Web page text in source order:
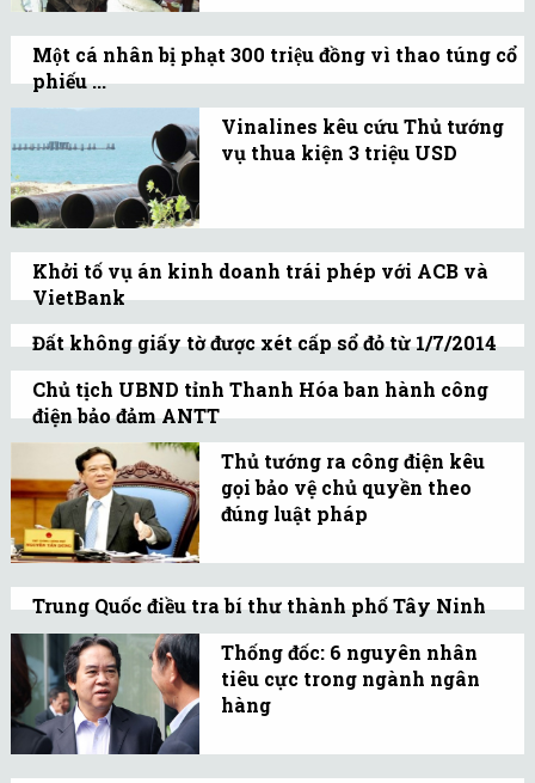
HĐQT Ocean Bank.
dụng nhân dân ở mức
1,2%, tỷ lệ này cuối năm
2013 là 1,17%, khá thấp so
với các TCTD khác.
Một cá nhân bị phạt 300 triệu đồng vì thao túng cổ
phiếu ...
Bà Phạm Thị HIệu sử dụng 17 tài khoản để
thao túng cổ phiếu HAR trong khoảng
thời gian từ ngày 17/1/2013 đến ngày
6/9/2013
Vinalines kêu cứu Thủ tướng
vụ thua kiện 3 triệu USD
của trọng tài là "không
đúng pháp luật, vi phạm
nghiêm trọng thủ tục
trọng tài.
Khởi tố vụ án kinh doanh trái phép với ACB và
VietBank
Việc Ngân hàng ACB ủy thác cho 19 nhân
viên đi gửi tiền, theo bản án sơ thẩm, đó là
vi phạm pháp luật.
Đất không giấy tờ được xét cấp sổ đỏ từ 1/7/2014
Chính phủ vừa ban hành Nghị định quy
định chi tiết thi hành một số điều của Luật
Đất đai.
Chủ tịch UBND tỉnh Thanh Hóa ban hành công
điện bảo đảm ANTT
Công điện yêu cầu bảo đảm an ninh trật
tự, an toàn tuyệt đối tính mạng, tài sản
của mọi người, mọi doanh nghiệp, bảo đảm
sản xuất kinh doanh bình thường.
Thủ tướng ra công điện kêu
gọi bảo vệ chủ quyền theo
đúng luật pháp
động các vụ phá hoại nhà
máy nước ngoài tại Bình
Dương.
Trung Quốc điều tra bí thư thành phố Tây Ninh
Bí thư thành phố Tây Ninh bị cách chức để
điều tra vì vi phạm nghiêm trọng kỷ luật
và pháp luật, cụm từ ám chỉ tội tham
nhũng.
Thống đốc: 6 nguyên nhân
tiêu cực trong ngành ngân
hàng